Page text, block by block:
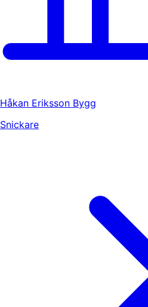
Håkan Eriksson Bygg
Snickare